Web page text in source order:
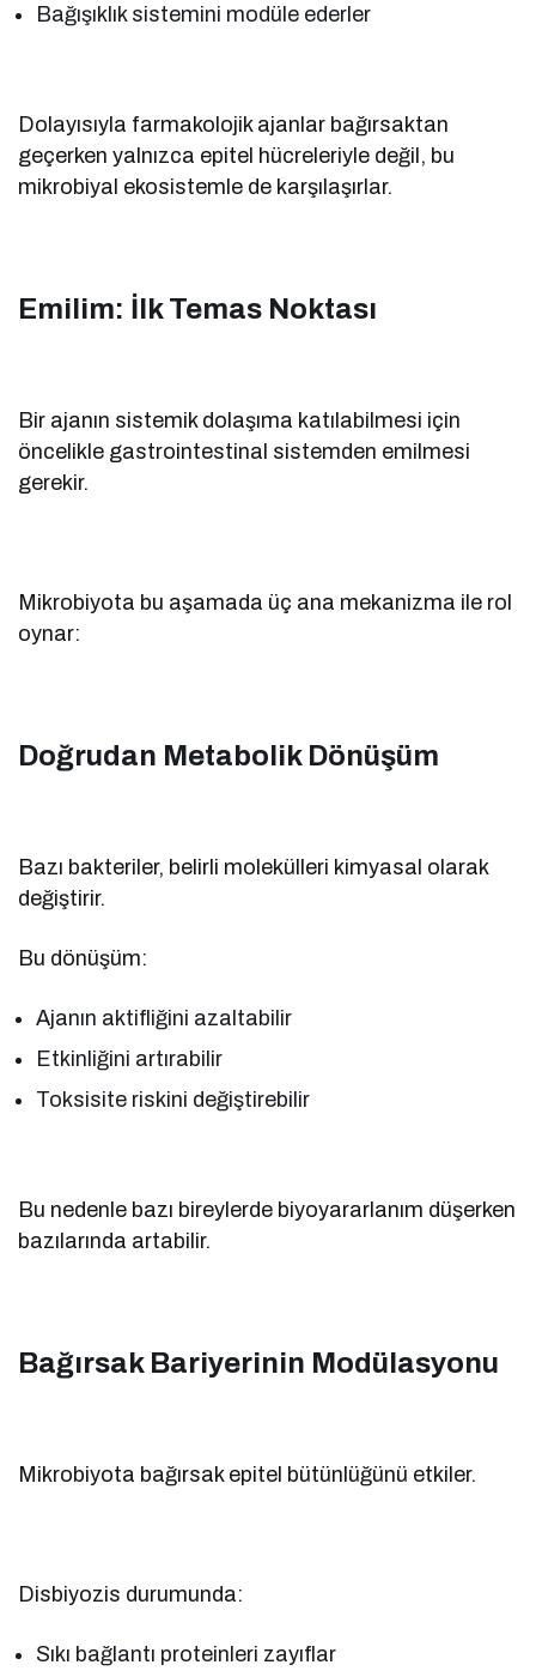
Bağışıklık sistemini modüle ederler
Dolayısıyla farmakolojik ajanlar bağırsaktan
geçerken yalnızca epitel hücreleriyle değil, bu
mikrobiyal ekosistemle de karşılaşırlar.
Emilim: İlk Temas Noktası
Bir ajanın sistemik dolaşıma katılabilmesi için
öncelikle gastrointestinal sistemden emilmesi
gerekir.
Mikrobiyota bu aşamada üç ana mekanizma ile rol
oynar:
Doğrudan Metabolik Dönüşüm
Bazı bakteriler, belirli molekülleri kimyasal olarak
değiştirir.
Bu dönüşüm:
Ajanın aktifliğini azaltabilir
Etkinliğini artırabilir
Toksisite riskini değiştirebilir
Bu nedenle bazı bireylerde biyoyararlanım düşerken
bazılarında artabilir.
Bağırsak Bariyerinin Modülasyonu
Mikrobiyota bağırsak epitel bütünlüğünü etkiler.
Disbiyozis durumunda:
Sıkı bağlantı proteinleri zayıflar